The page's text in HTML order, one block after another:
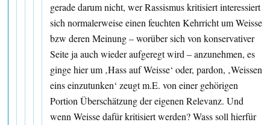
gerade darum nicht, wer Rassismus kritisiert interessiert
sich normalerweise einen feuchten Kehrricht um Weisse
bzw deren Meinung – worüber sich von konservativer
Seite ja auch wieder aufgeregt wird – anzunehmen, es
ginge hier um ‚Hass auf Weisse‘ oder, pardon, ‚Weissen
eins einzutunken‘ zeugt m.E. von einer gehörigen
Portion Überschätzung der eigenen Relevanz. Und
wenn Weisse dafür kritisiert werden? Wass soll hierfür